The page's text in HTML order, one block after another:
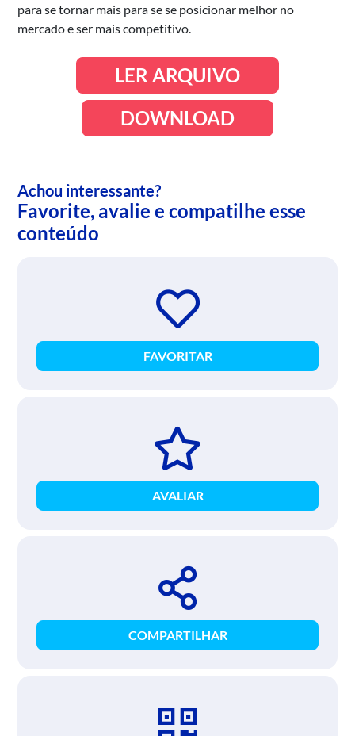
para se tornar mais para se se posicionar melhor no
mercado e ser mais competitivo.
LER ARQUIVO
DOWNLOAD
Achou interessante?
Favorite, avalie e compatilhe esse
conteúdo
FAVORITAR
AVALIAR
COMPARTILHAR